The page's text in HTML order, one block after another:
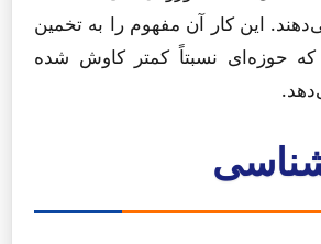
این کار آن مفهوم را به تخمین
حوزه‌ای نسبتاً کمتر کاوش شده